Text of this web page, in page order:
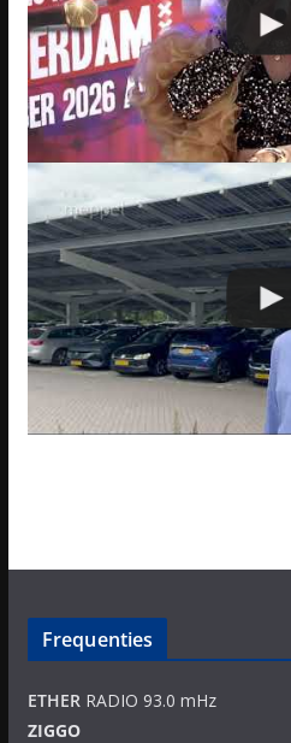
Frequenties
ETHERRADIO 93.0 mHz
ZIGGO